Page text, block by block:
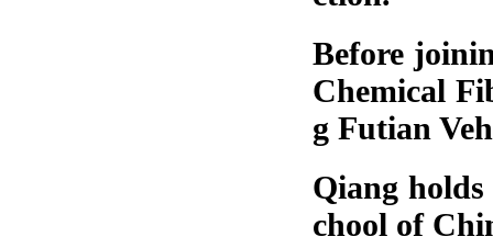
Before
Chemical
g Futian
Qiang
chool of